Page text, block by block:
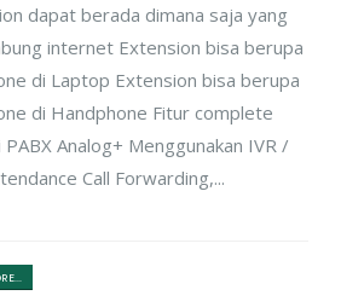
dapat berada dimana saja yang
internet Extension bisa berupa
di Laptop Extension bisa berupa
di Handphone Fitur complete
Analog+ Menggunakan IVR /
Call Forwarding,...